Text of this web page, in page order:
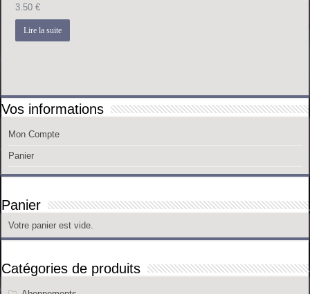
3.50€
Lire la suite
Vos informations
Mon Compte
Panier
Panier
Votre panier est vide.
Catégories de produits